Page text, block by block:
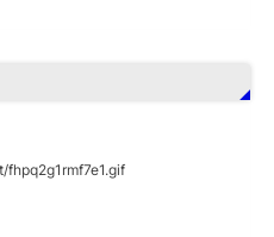
fhpq2g1rmf7e1.gif